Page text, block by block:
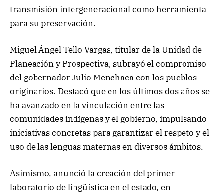
transmisión intergeneracional como herramienta
para su preservación.
Miguel Ángel Tello Vargas, titular de la Unidad de
Planeación y Prospectiva, subrayó el compromiso
del gobernador Julio Menchaca con los pueblos
originarios. Destacó que en los últimos dos años se
ha avanzado en la vinculación entre las
comunidades indígenas y el gobierno, impulsando
iniciativas concretas para garantizar el respeto y el
uso de las lenguas maternas en diversos ámbitos.
Asimismo, anunció la creación del primer
laboratorio de lingüística en el estado, en